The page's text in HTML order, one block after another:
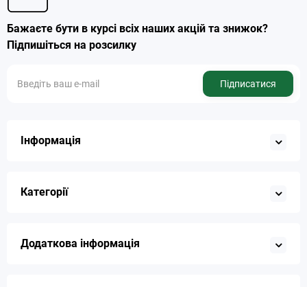
Бажаєте бути в курсі всіх наших акцій та знижок?
Підпишіться на розсилку
Підписатися
Інформація
Категорії
Додаткова інформація